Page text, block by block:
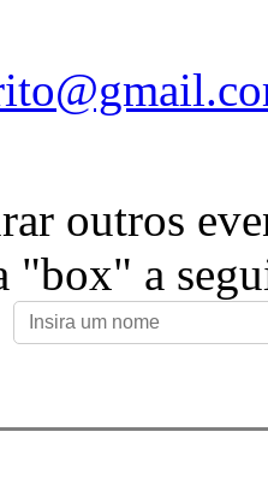
outros
"box" a